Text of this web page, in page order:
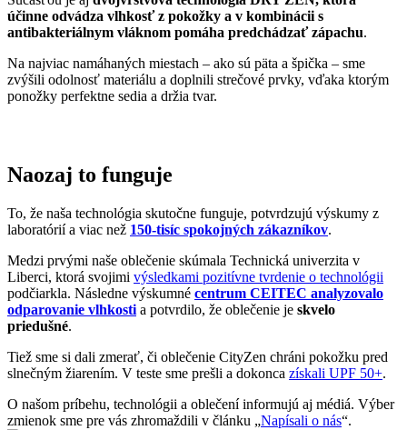
účinne odvádza vlhkosť z pokožky a v kombinácii s
antibakteriálnym vláknom pomáha predchádzať zápachu.
Na najviac namáhaných miestach – ako sú päta a špička – sme
zvýšili odolnosť materiálu a doplnili strečové prvky, vďaka ktorým
ponožky perfektne sedia a držia tvar.
Naozaj to funguje
To, že naša technológia skutočne funguje, potvrdzujú výskumy z
laboratórií a viac než 150-tisíc spokojných zákazníkov.
Medzi prvými naše oblečenie skúmala Technická univerzita v
Liberci, ktorá svojimi výsledkami pozitívne tvrdenie o technológii
podčiarkla. Následne výskumné centrum CEITEC analyzovalo
odparovanie vlhkosti a potvrdilo, že oblečenie je skvelo
priedušné.
Tiež sme si dali zmerať, či oblečenie CityZen chráni pokožku pred
slnečným žiarením. V teste sme prešli a dokonca získali UPF 50+.
O našom príbehu, technológii a oblečení informujú aj médiá. Výber
zmienok sme pre vás zhromaždili v článku „Napísali o nás“.